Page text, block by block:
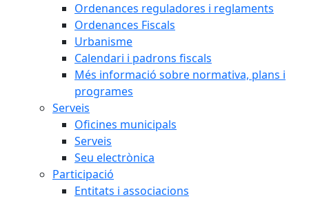
Ordenances reguladores i reglaments
Ordenances Fiscals
Urbanisme
Calendari i padrons fiscals
Més informació sobre normativa, plans i
programes
Serveis
Oficines municipals
Serveis
Seu electrònica
Participació
Entitats i associacions